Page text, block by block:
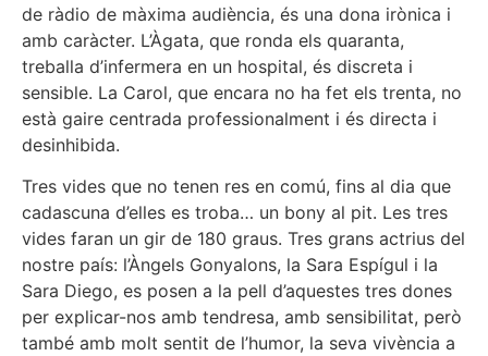
de ràdio de màxima audiència, és una dona irònica i
amb caràcter. L’Àgata, que ronda els quaranta,
treballa d’infermera en un hospital, és discreta i
sensible. La Carol, que encara no ha fet els trenta, no
està gaire centrada professionalment i és directa i
desinhibida.
Tres vides que no tenen res en comú, fins al dia que
cadascuna d’elles es troba… un bony al pit. Les tres
vides faran un gir de 180 graus. Tres grans actrius del
nostre país: l’Àngels Gonyalons, la Sara Espígul i la
Sara Diego, es posen a la pell d’aquestes tres dones
per explicar-nos amb tendresa, amb sensibilitat, però
també amb molt sentit de l’humor, la seva vivència a